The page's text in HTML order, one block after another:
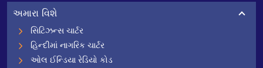
અમારા વિશે
સિટિઝન્સ ચાર્ટર
હિન્દીમાં નાગરિક ચાર્ટર
ઓલ ઈન્ડિયા રેડિયો કોડ